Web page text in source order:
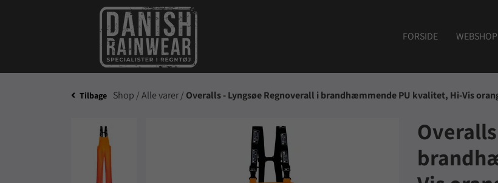
FORSIDE WEBSHOP
Tilbage Shop /Alle varer / Overalls - Lyngsøe Regnoverall i brandhæmmende PU kvalitet, Hi-Vis